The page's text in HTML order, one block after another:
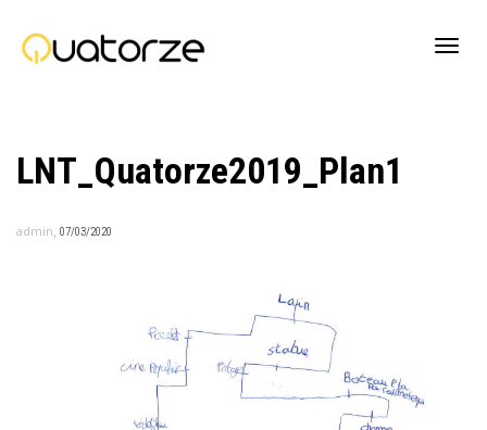
LNT_Quatorze2019_Plan1
admin, 07/03/2020